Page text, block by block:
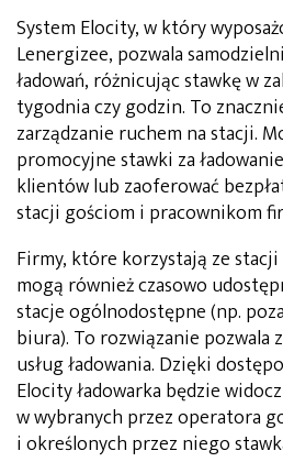
System Elocity, w który
Lenergizee, pozwala
ładowań, różnicując stawkę w
tygodnia czy godzin. To
zarządzanie ruchem na stacji.
promocyjne stawki za
klientów lub zaoferować
stacji gościom i pracownikom
Firmy, które korzystają ze stacji
mogą również czasowo
stacje ogólnodostępne (np.
biura). To rozwiązanie pozwala
usług ładowania. Dzięki
Elocity ładowarka będzie
w wybranych przez operatora
i określonych przez niego